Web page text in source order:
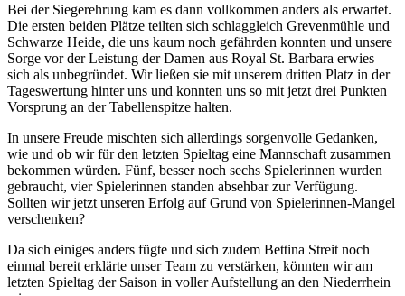
Bei der Siegerehrung kam es dann vollkommen anders als erwartet.
Die ersten beiden Plätze teilten sich schlaggleich Grevenmühle und
Schwarze Heide, die uns kaum noch gefährden konnten und unsere
Sorge vor der Leistung der Damen aus Royal St. Barbara erwies
sich als unbegründet. Wir ließen sie mit unserem dritten Platz in der
Tageswertung hinter uns und konnten uns so mit jetzt drei Punkten
Vorsprung an der Tabellenspitze halten.
In unsere Freude mischten sich allerdings sorgenvolle Gedanken,
wie und ob wir für den letzten Spieltag eine Mannschaft zusammen
bekommen würden. Fünf, besser noch sechs Spielerinnen wurden
gebraucht, vier Spielerinnen standen absehbar zur Verfügung.
Sollten wir jetzt unseren Erfolg auf Grund von Spielerinnen-Mangel
verschenken?
Da sich einiges anders fügte und sich zudem Bettina Streit noch
einmal bereit erklärte unser Team zu verstärken, könnten wir am
letzten Spieltag der Saison in voller Aufstellung an den Niederrhein